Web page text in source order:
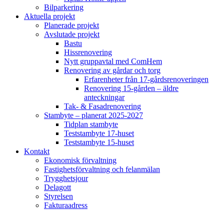
Bilparkering
Aktuella projekt
Planerade projekt
Avslutade projekt
Bastu
Hissrenovering
Nytt gruppavtal med ComHem
Renovering av gårdar och torg
Erfarenheter från 17-gårdsrenoveringen
Renovering 15-gården – äldre
anteckningar
Tak- & Fasadrenovering
Stambyte – planerat 2025-2027
Tidplan stambyte
Teststambyte 17-huset
Teststambyte 15-huset
Kontakt
Ekonomisk förvaltning
Fastighetsförvaltning och felanmälan
Trygghetsjour
Delagott
Styrelsen
Fakturaadress